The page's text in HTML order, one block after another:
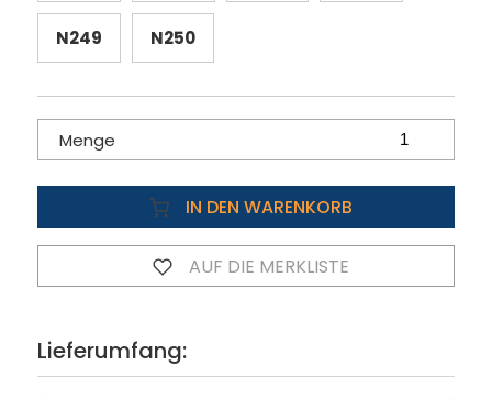
N249 N250
Menge
IN DEN WARENKORB
AUF DIE MERKLISTE
Lieferumfang: